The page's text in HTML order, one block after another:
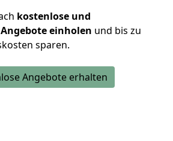
kostenlose und
einholen und bis zu
sparen.
Angebote erhalten